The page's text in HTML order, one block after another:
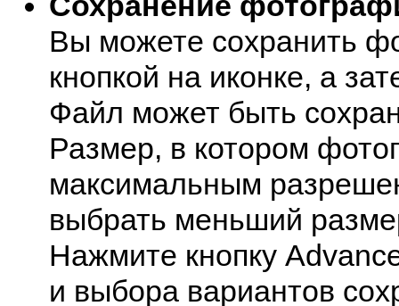
Вы можете сохранить
кнопкой на иконке, а
Файл может быть
Размер, в котором
максимальным
выбрать меньший
Нажмите кнопку
и выбора вариантов